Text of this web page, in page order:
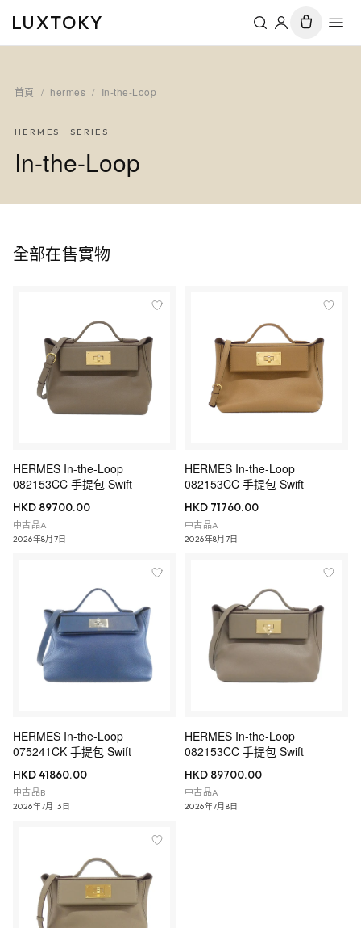
LUXTOKY
首頁 / hermes / In-the-Loop
HERMES · SERIES
In-the-Loop
全部在售實物
HERMES In-the-Loop
082153CC 手提包 Swift
HKD 89700.00
中古品A
2026年8月7日
HERMES In-the-Loop
082153CC 手提包 Swift
HKD 71760.00
中古品A
2026年8月7日
HERMES In-the-Loop
075241CK 手提包 Swift
HKD 41860.00
中古品B
2026年7月13日
HERMES In-the-Loop
082153CC 手提包 Swift
HKD 89700.00
中古品A
2026年7月8日